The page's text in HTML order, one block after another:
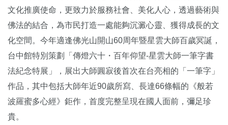
文化推廣使命，更致力於服務社會、美化人心，透過藝術與
佛法的結合，為市民打造一處能夠沉澱心靈、獲得成長的文
化空間。今年適逢佛光山開山60周年暨星雲大師百歲冥誕，
台中館特別策劃「傳燈六十・百年仰望-星雲大師一筆字書
法紀念特展」，展出大師圓寂後首次在台亮相的「一筆字」
作品，其中包括大師年近90歲所寫、長達66條幅的《般若
波羅蜜多心經》鉅作，首度完整呈現在國人面前，彌足珍
貴。